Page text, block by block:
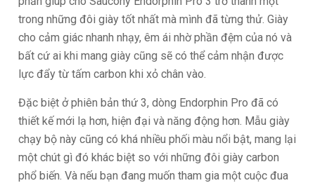
trong những đôi giày tốt nhất mà mình đã từng thử. Giày
cho cảm giác nhanh nhạy, êm ái nhờ phần đệm của nó và
bất cứ ai khi mang giày cũng sẽ có thể cảm nhận được
lực đẩy từ tấm carbon khi xỏ chân vào.
Đặc biệt ở phiên bản thứ 3, dòng Endorphin Pro đã có
thiết kế mới lạ hơn, hiện đại và năng động hơn. Mẫu giày
chạy bộ này cũng có khá nhiều phối màu nổi bật, mang lại
một chút gì đó khác biệt so với những đôi giày carbon
phổ biến. Và nếu bạn đang muốn tham gia một cuộc đua